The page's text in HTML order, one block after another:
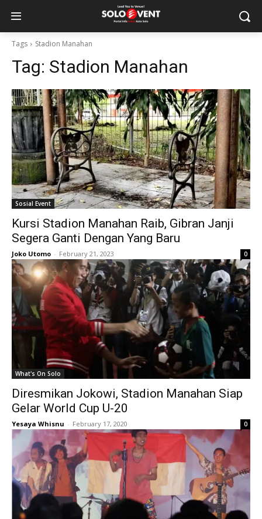
Tags Stadion Manahan
Tag: Stadion Manahan
Sosial Event
Kursi Stadion Manahan Raib, Gibran Janji
Segera Ganti Dengan Yang Baru
Joko Utomo - February 21, 2023 0
What's On Solo
Diresmikan Jokowi, Stadion Manahan Siap
Gelar World Cup U-20
Yesaya Whisnu - February 17, 2020 0